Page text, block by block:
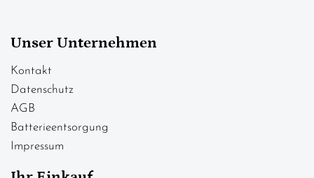
Unser Unternehmen
Kontakt
Datenschutz
AGB
Batterieentsorgung
Impressum